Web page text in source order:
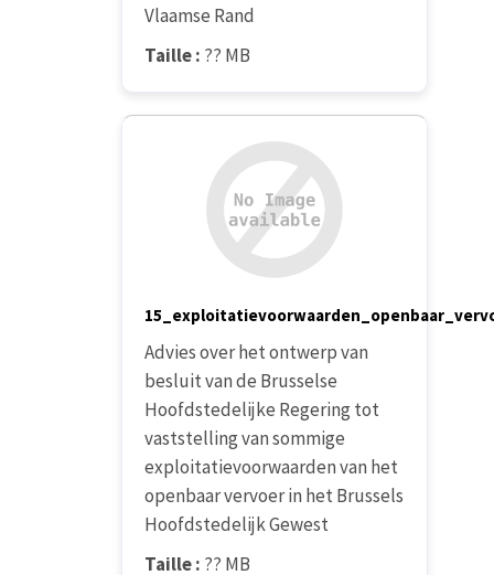
Vlaamse Rand
Taille : ?? MB
Advies over het ontwerp van
besluit van de Brusselse
Hoofdstedelijke Regering tot
vaststelling van sommige
exploitatievoorwaarden van het
openbaar vervoer in het Brussels
Hoofdstedelijk Gewest
Taille : ?? MB